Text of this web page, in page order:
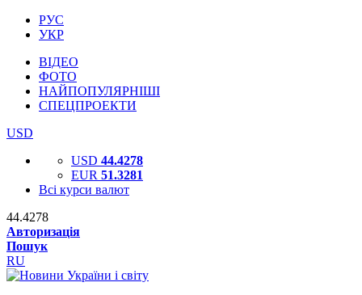
РУС
УКР
ВІДЕО
ФОТО
НАЙПОПУЛЯРНІШІ
СПЕЦПРОЕКТИ
USD
USD 44.4278
EUR 51.3281
Всі курси валют
44.4278
Авторизація
Пошук
RU